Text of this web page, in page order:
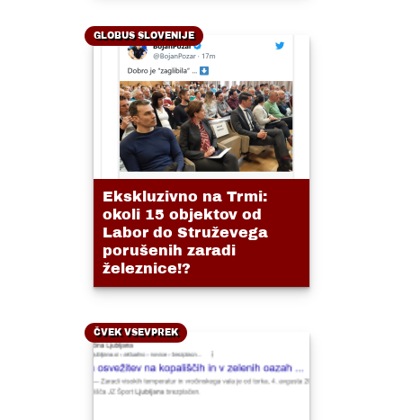
GLOBUS SLOVENIJE
Ekskluzivno na Trmi:
okoli 15 objektov od
Labor do Struževega
porušenih zaradi
železnice!?
ČVEK VSEVPREK